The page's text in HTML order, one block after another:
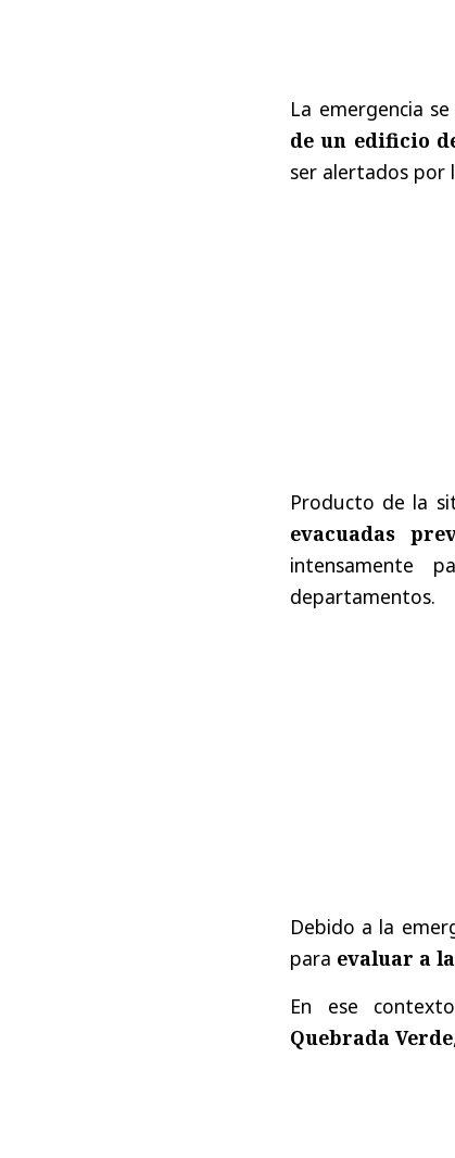
La emergencia
de un edificio
ser alertados por
Producto de la
evacuadas
intensamente
departamentos.
Debido a la
para evaluar a
En ese
Quebrada Verde